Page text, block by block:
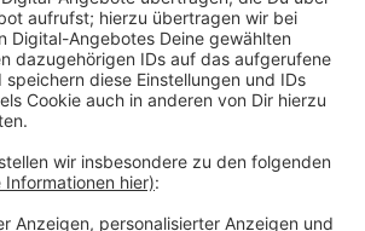
Polizei mehrere Raubdelikten in
jüngeren Vergangenheit
ist dazu eine eigene
Präsenz im Stadtgebiet
erhöht.